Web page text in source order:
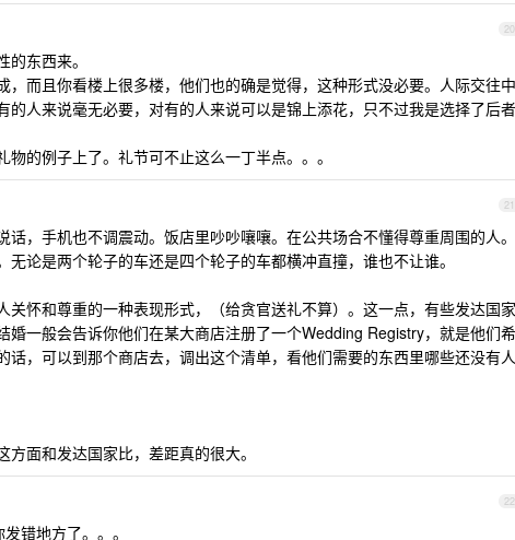
20
东西来。
，而且你看楼上很多楼，他们也的确是觉得，这种形式没必要。人际交往中
的人来说毫无必要，对有的人来说可以是锦上添花，只不过我是选择了后者
的例子上了。礼节可不止这么一丁半点。。。
21
话，手机也不调震动。饭店里吵吵嚷嚷。在公共场合不懂得尊重周围的人。
论是两个轮子的车还是四个轮子的车都横冲直撞，谁也不让谁。
关怀和尊重的一种表现形式，（给贪官送礼不算）。这一点，有些发达国家
婚一般会告诉你他们在某大商店注册了一个Wedding Registry，就是他们希
话，可以到那个商店去，调出这个清单，看他们需要的东西里哪些还没有人
面和发达国家比，差距真的很大。
22
错地方了。。。